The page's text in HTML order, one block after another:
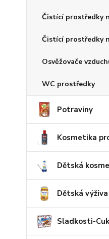
Čistící prostředky
Čistící prostředky
Osvěžovače
WC prostředky
Potraviny
Kosmetika
Dětská
Dětská výživa
Sladkosti-